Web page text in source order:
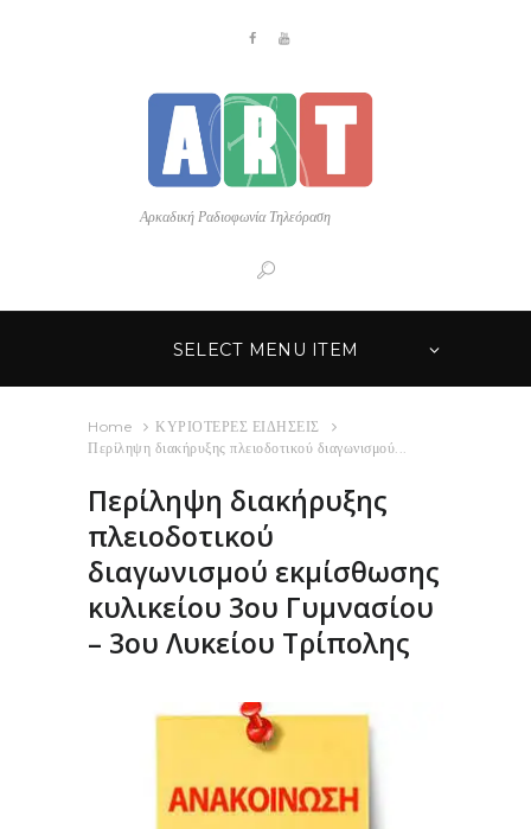
Αρκαδική Ραδιοφωνία Τηλεόραση
SELECT MENU ITEM
Home
ΚΥΡΙΟΤΕΡΕΣ ΕΙΔΗΣΕΙΣ
Περίληψη διακήρυξης πλειοδοτικού διαγωνισμού...
Περίληψη διακήρυξης
πλειοδοτικού
διαγωνισμού εκμίσθωσης
κυλικείου 3ου Γυμνασίου
– 3ου Λυκείου Τρίπολης